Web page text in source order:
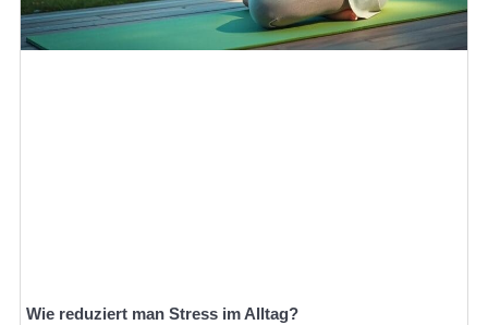
Wie reduziert man Stress im Alltag?